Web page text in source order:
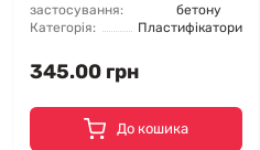
застосування:
бетону
Категорія:
Пластифікатори
345.00 грн
До кошика